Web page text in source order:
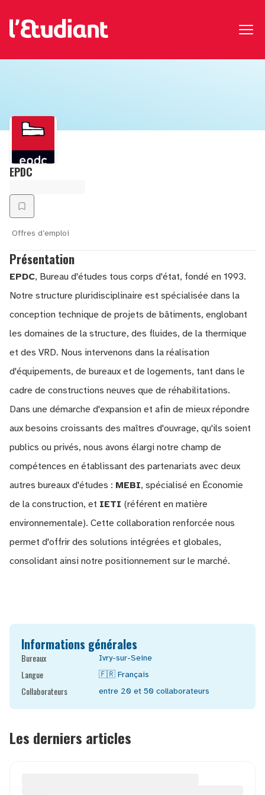
EPDC
Offres d’emploi
Présentation
EPDC, Bureau d'études tous corps d'état, fondé en 1993.
Notre structure pluridisciplinaire est spécialisée dans la
conception technique de projets de bâtiments, englobant
les domaines de la structure, des fluides, de la thermique
et des VRD. Nous intervenons dans la réalisation
d'équipements, de bureaux et de logements, tant dans le
cadre de constructions neuves que de réhabilitations.
Dans une démarche d'expansion et afin de mieux répondre
aux besoins croissants des maîtres d'ouvrage, qu'ils soient
publics ou privés, nous avons élargi notre champ de
compétences en établissant des partenariats avec deux
autres bureaux d'études : MEBI, spécialisé en Économie
de la construction, et IETI (référent en matière
environnementale). Cette collaboration renforcée nous
permet d'offrir des solutions intégrées et globales,
consolidant ainsi notre positionnement sur le marché.
Informations générales
Bureaux Ivry-sur-Seine
Langue 🇫🇷 Français
Collaborateurs entre 20 et 50 collaborateurs
Les derniers articles